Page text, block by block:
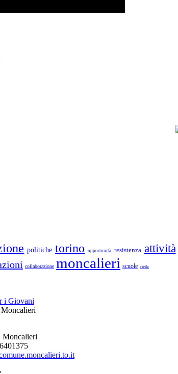
politiche torino opportunità resistenza attività
collaborazione moncalieri scuole civile
i Giovani
Moncalieri